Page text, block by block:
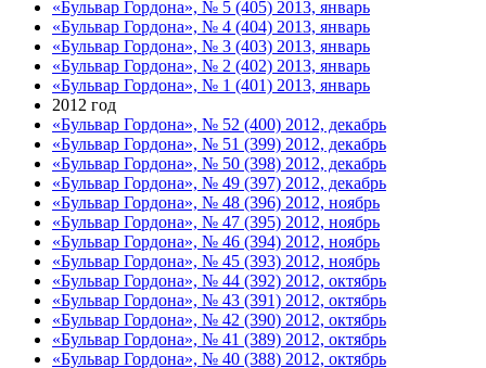
«Бульвар Гордона», № 5 (405) 2013, январь
«Бульвар Гордона», № 4 (404) 2013, январь
«Бульвар Гордона», № 3 (403) 2013, январь
«Бульвар Гордона», № 2 (402) 2013, январь
«Бульвар Гордона», № 1 (401) 2013, январь
2012 год
«Бульвар Гордона», № 52 (400) 2012, декабрь
«Бульвар Гордона», № 51 (399) 2012, декабрь
«Бульвар Гордона», № 50 (398) 2012, декабрь
«Бульвар Гордона», № 49 (397) 2012, декабрь
«Бульвар Гордона», № 48 (396) 2012, ноябрь
«Бульвар Гордона», № 47 (395) 2012, ноябрь
«Бульвар Гордона», № 46 (394) 2012, ноябрь
«Бульвар Гордона», № 45 (393) 2012, ноябрь
«Бульвар Гордона», № 44 (392) 2012, октябрь
«Бульвар Гордона», № 43 (391) 2012, октябрь
«Бульвар Гордона», № 42 (390) 2012, октябрь
«Бульвар Гордона», № 41 (389) 2012, октябрь
«Бульвар Гордона», № 40 (388) 2012, октябрь